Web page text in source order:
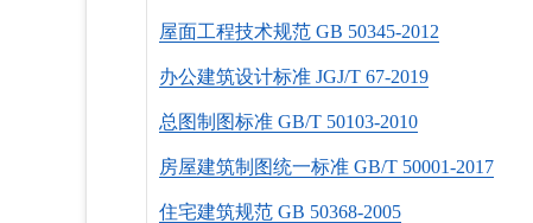
屋面工程技术规范 GB 50345-2012
办公建筑设计标准 JGJ/T 67-2019
总图制图标准 GB/T 50103-2010
房屋建筑制图统一标准 GB/T 50001-2017
住宅建筑规范 GB 50368-2005